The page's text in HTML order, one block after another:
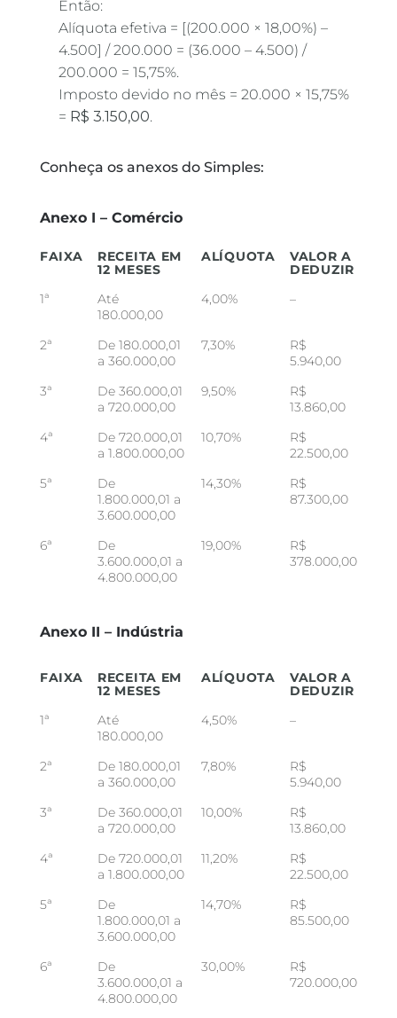
Então:
Alíquota efetiva = [(200.000 × 18,00%) –
4.500] / 200.000 = (36.000 – 4.500) /
200.000 = 15,75%.
Imposto devido no mês = 20.000 × 15,75%
= R$ 3.150,00.
Conheça os anexos do Simples:
Anexo I – Comércio
FAIXA
RECEITA EM
12 MESES
ALÍQUOTA
VALOR A
DEDUZIR
1ª
Até
180.000,00
4,00% –
2ª
De 180.000,01
a 360.000,00
7,30%
R$
5.940,00
3ª
De 360.000,01
a 720.000,00
9,50%
R$
13.860,00
4ª
De 720.000,01
a 1.800.000,00
10,70%
R$
22.500,00
5ª
De
1.800.000,01 a
3.600.000,00
14,30%
R$
87.300,00
6ª
De
3.600.000,01 a
4.800.000,00
19,00%
R$
378.000,00
Anexo II – Indústria
FAIXA
RECEITA EM
12 MESES
ALÍQUOTA
VALOR A
DEDUZIR
1ª
Até
180.000,00
4,50% –
2ª
De 180.000,01
a 360.000,00
7,80%
R$
5.940,00
3ª
De 360.000,01
a 720.000,00
10,00%
R$
13.860,00
4ª
De 720.000,01
a 1.800.000,00
11,20%
R$
22.500,00
5ª
De
1.800.000,01 a
3.600.000,00
14,70%
R$
85.500,00
6ª
De
3.600.000,01 a
4.800.000,00
30,00%
R$
720.000,00